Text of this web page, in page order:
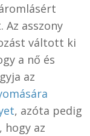
asszony
váltott ki
a nő és
az
, azóta pedig
az